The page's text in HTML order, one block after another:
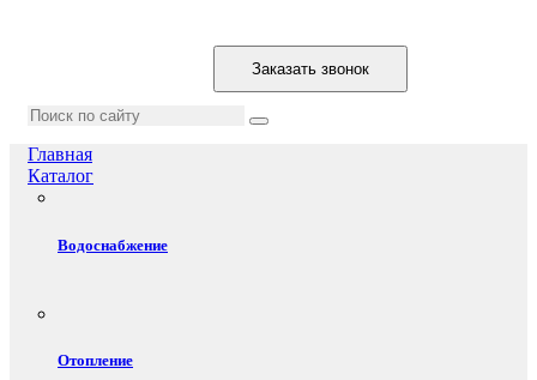
Заказать звонок
Главная
Каталог
Водоснабжение
Отопление